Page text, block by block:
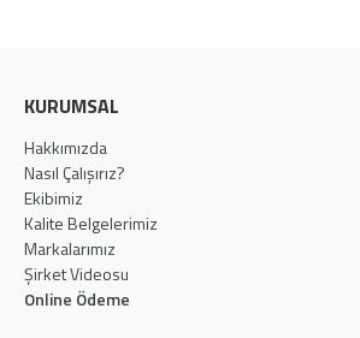
KURUMSAL
Hakkımızda
Nasıl Çalışırız?
Ekibimiz
Kalite Belgelerimiz
Markalarımız
Şirket Videosu
Online Ödeme